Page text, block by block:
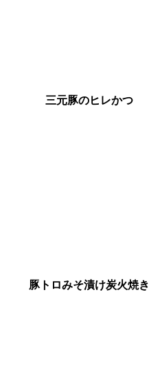
三元豚のヒレかつ
豚トロみそ漬け炭火焼き